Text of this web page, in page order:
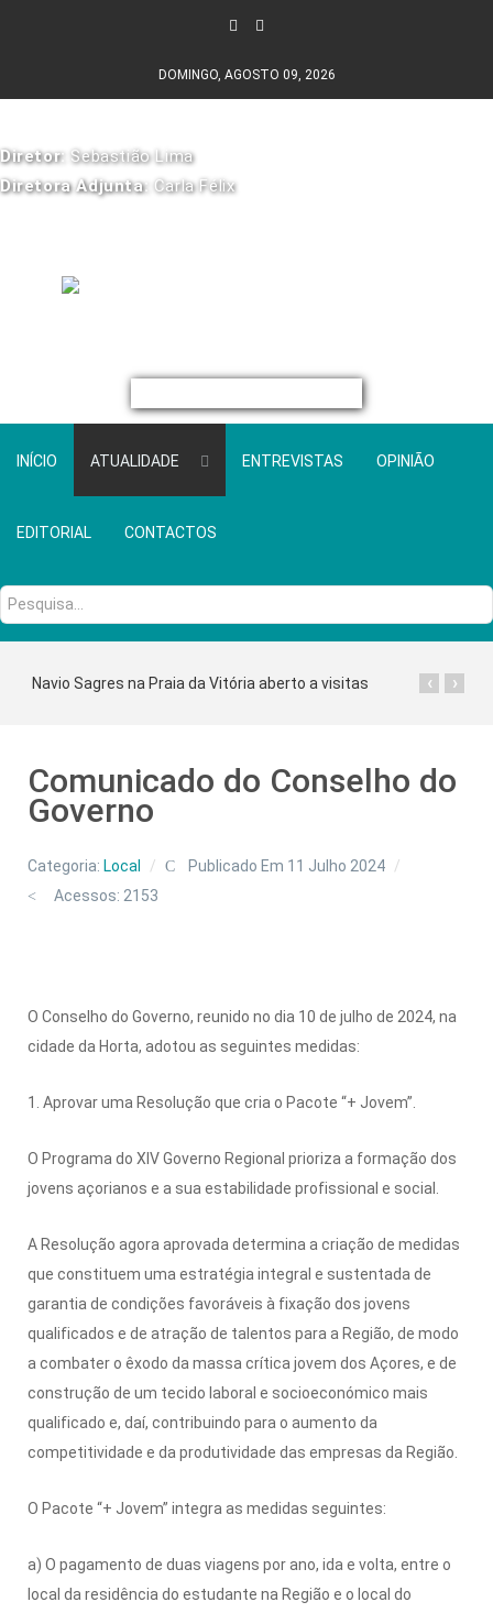
DOMINGO, AGOSTO 09, 2026
Diretor: Sebastião Lima
Diretora Adjunta: Carla Félix
INÍCIO ATUALIDADE ENTREVISTAS OPINIÃO
EDITORIAL CONTACTOS
Pesquisa...
Navio Sagres na Praia da Vitória aberto a visitas ›
‹
Comunicado do Conselho do
Governo
Categoria: Local
Publicado Em 11 Julho 2024
Acessos: 2153
O Conselho do Governo, reunido no dia 10 de julho de 2024, na
cidade da Horta, adotou as seguintes medidas:
1. Aprovar uma Resolução que cria o Pacote “+ Jovem”.
O Programa do XIV Governo Regional prioriza a formação dos
jovens açorianos e a sua estabilidade profissional e social.
A Resolução agora aprovada determina a criação de medidas
que constituem uma estratégia integral e sustentada de
garantia de condições favoráveis à fixação dos jovens
qualificados e de atração de talentos para a Região, de modo
a combater o êxodo da massa crítica jovem dos Açores, e de
construção de um tecido laboral e socioeconómico mais
qualificado e, daí, contribuindo para o aumento da
competitividade e da produtividade das empresas da Região.
O Pacote “+ Jovem” integra as medidas seguintes:
a) O pagamento de duas viagens por ano, ida e volta, entre o
local da residência do estudante na Região e o local do